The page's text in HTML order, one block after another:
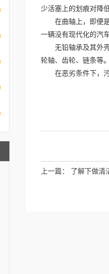
少活塞上的划痕对降
在曲轴上，即便是
一辆没有现代化的汽
无铅轴承及其外壳
轮轴、齿轮、链条等
在恶劣条件下，污
上一篇： 了解下做